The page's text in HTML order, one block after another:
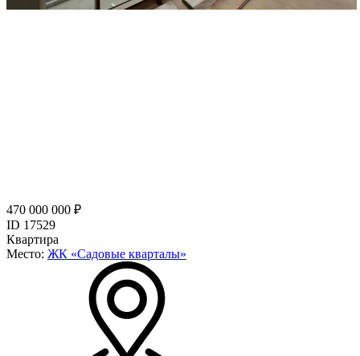
470 000 000 ₽
ID 17529
Квартира
Место: ЖК «Садовые кварталы»